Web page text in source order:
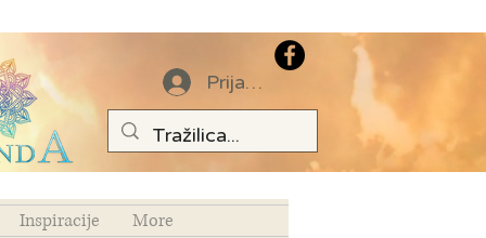
Prijava
Inspiracije More